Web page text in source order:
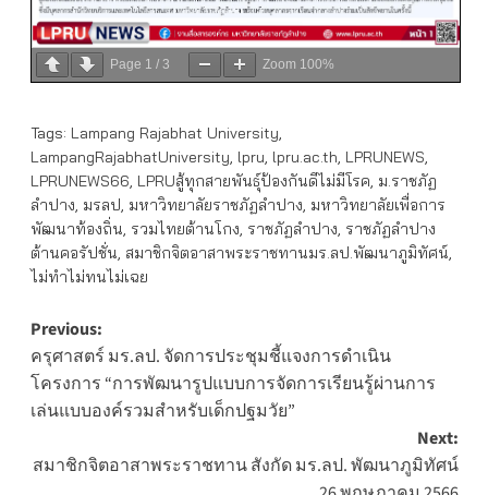
Page 1 / 3 Zoom 100%
Tags: Lampang Rajabhat University,
LampangRajabhatUniversity, lpru, lpru.ac.th, LPRUNEWS,
LPRUNEWS66, LPRUสู้ทุกสายพันธุ์ป้องกันดีไม่มีโรค, ม.ราชภัฏ
ลำปาง, มรลป, มหาวิทยาลัยราชภัฏลำปาง, มหาวิทยาลัยเพื่อการ
พัฒนาท้องถิ่น, รวมไทยต้านโกง, ราชภัฏลำปาง, ราชภัฏลำปาง
ต้านคอรัปชั่น, สมาชิกจิตอาสาพระราชทานมร.ลป.พัฒนาภูมิทัศน์,
ไม่ทำไม่ทนไม่เฉย
Post
navigation
Previous:
ครุศาสตร์ มร.ลป. จัดการประชุมชี้แจงการดำเนิน
โครงการ “การพัฒนารูปแบบการจัดการเรียนรู้ผ่านการ
เล่นแบบองค์รวมสำหรับเด็กปฐมวัย”
Next:
สมาชิกจิตอาสาพระราชทาน สังกัด มร.ลป. พัฒนาภูมิทัศน์